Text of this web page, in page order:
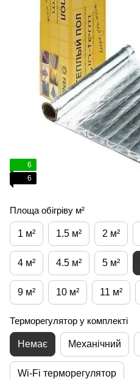
6
6
Площа обігріву м²
1 м² 1.5 м² 2 м²
4 м² 4.5 м² 5 м²
9 м² 10 м² 11 м²
Терморегулятор у комплекті
Немає Механічний
Wi-Fi терморегулятор